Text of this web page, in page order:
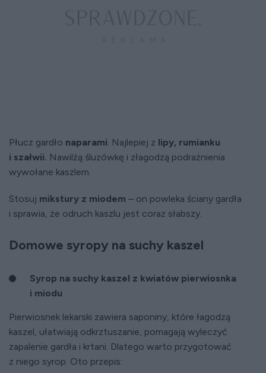
Płucz gardło naparami. Najlepiej z lipy, rumianku
i szałwii. Nawilżą śluzówkę i złagodzą podrażnienia
wywołane kaszlem.
Stosuj mikstury z miodem – on powleka ściany gardła
i sprawia, że odruch kaszlu jest coraz słabszy.
Domowe syropy na suchy kaszel
Syrop na suchy kaszel z kwiatów pierwiosnka
i miodu
Pierwiosnek lekarski zawiera saponiny, które łagodzą
kaszel, ułatwiają odkrztuszanie, pomagają wyleczyć
zapalenie gardła i krtani. Dlatego warto przygotować
z niego syrop. Oto przepis: